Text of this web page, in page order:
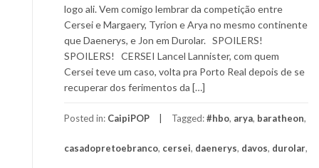
logo ali. Vem comigo lembrar da competição entre
Cersei e Margaery, Tyrion e Arya no mesmo continente
que Daenerys, e Jon em Durolar. SPOILERS!
SPOILERS! CERSEI Lancel Lannister, com quem
Cersei teve um caso, volta pra Porto Real depois de se
recuperar dos ferimentos da […]
Posted in: CaipiPOP Tagged:#hbo, arya, baratheon,
casadopretoebranco, cersei, daenerys, davos, durolar,